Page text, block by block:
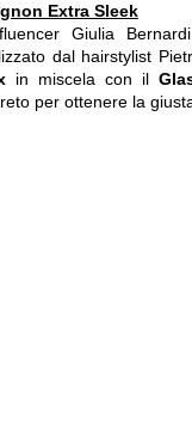
Extra Sleek
Giulia
dal hairstylist
in miscela con il
per ottenere la